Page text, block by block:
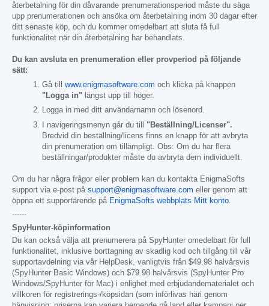
återbetalning för din dåvarande prenumerationsperiod måste du säga
upp prenumerationen och ansöka om återbetalning inom 30 dagar efter
ditt senaste köp, och du kommer omedelbart att sluta få full
funktionalitet när din återbetalning har behandlats.
Du kan avsluta en prenumeration eller provperiod på följande
sätt:
Gå till www.enigmasoftware.com och klicka på knappen
"Logga in" längst upp till höger.
Logga in med ditt användarnamn och lösenord.
I navigeringsmenyn går du till "Beställning/Licenser".
Bredvid din beställning/licens finns en knapp för att avbryta
din prenumeration om tillämpligt. Obs: Om du har flera
beställningar/produkter måste du avbryta dem individuellt.
Om du har några frågor eller problem kan du kontakta EnigmaSofts
support via e-post på support@enigmasoftware.com eller genom att
öppna ett supportärende på EnigmaSofts webbplats Mitt konto
------
SpyHunter-köpinformation
Du kan också välja att prenumerera på SpyHunter omedelbart för full
funktionalitet, inklusive borttagning av skadlig kod och tillgång till vår
supportavdelning via vår HelpDesk, vanligtvis från $49.98 halvårsvis
(SpyHunter Basic Windows) och $79.98 halvårsvis (SpyHunter Pro
Windows/SpyHunter för Mac) i enlighet med erbjudandematerialet och
villkoren för registrerings-/köpsidan (som införlivas häri genom